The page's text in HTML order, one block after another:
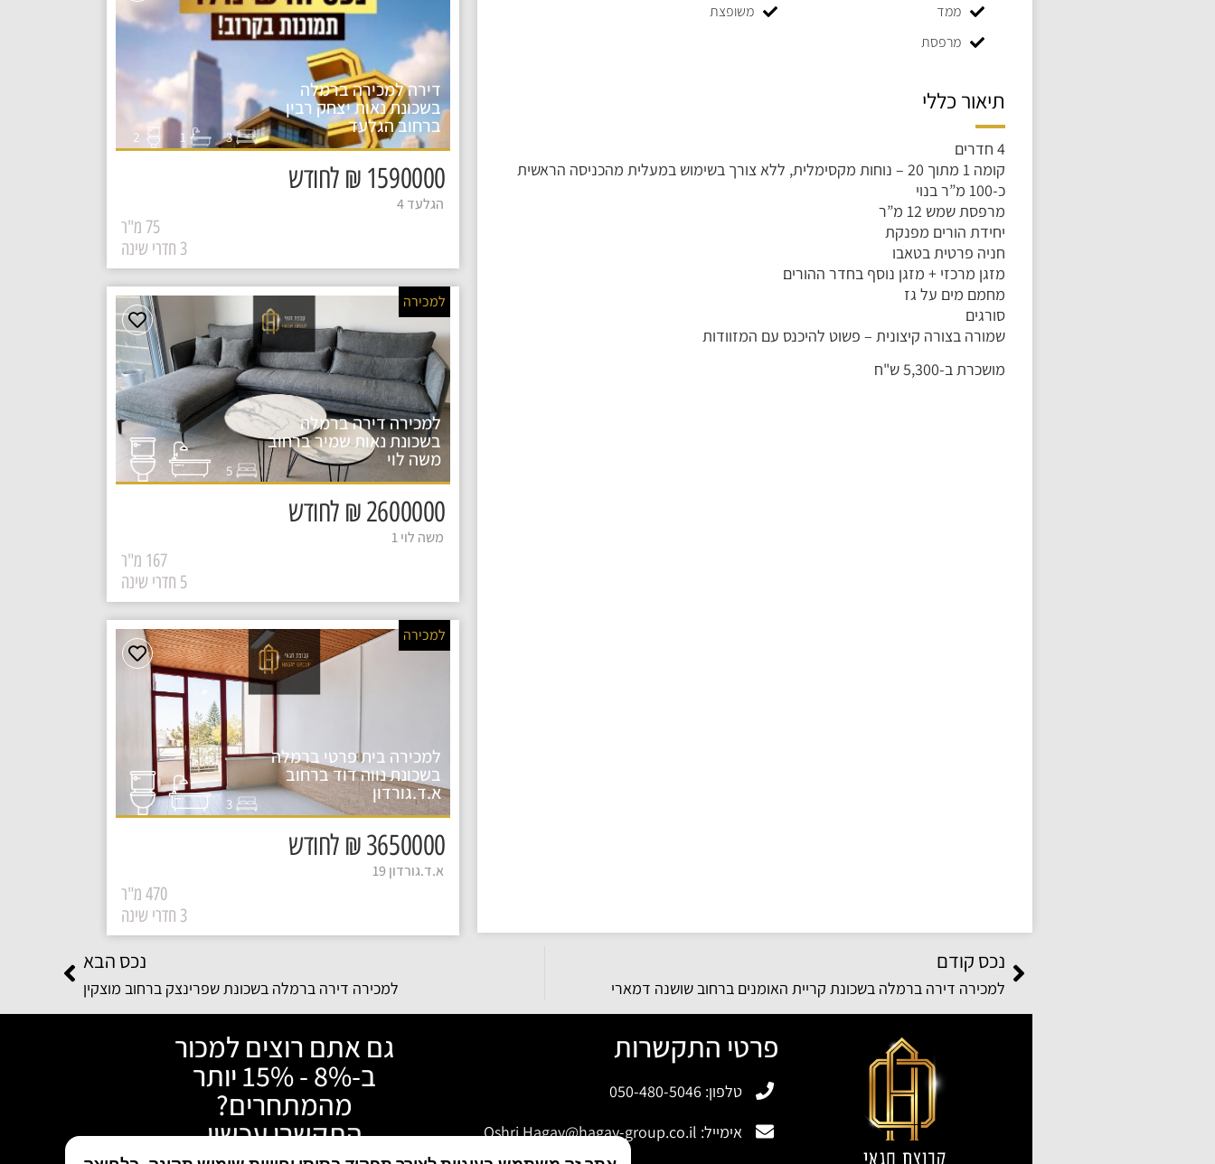
ממד
משופצת
מרפסת
תיאור כללי
4 חדרים
קומה 1 מתוך 20 – נוחות מקסימלית, ללא צורך בשימוש במעלית מהכניסה הראשית
כ-100 מ”ר בנוי
מרפסת שמש 12 מ”ר
יחידת הורים מפנקת
חניה פרטית בטאבו
מזגן מרכזי + מזגן נוסף בחדר ההורים
מחמם מים על גז
סורגים
שמורה בצורה קיצונית – פשוט להיכנס עם המזוודות
מושכרת ב-5,300 ש"ח
דירה למכירה ברמלה
בשכונת נאות יצחק רבין
ברחוב הגלעד 3
1
2
1590000 ₪ לחודש
הגלעד 4
75 מ"ר
3 חדרי שינה
למכירה דירה ברמלה
בשכונת נאות שמיר ברחוב
משה לוי 5
2600000 ₪ לחודש
משה לוי 1
למכירה
167 מ"ר
5 חדרי שינה
למכירה בית פרטי ברמלה
בשכונת נווה דוד ברחוב
א.ד.גורדון 3
3650000 ₪ לחודש
א.ד.גורדון 19
למכירה
470 מ"ר
3 חדרי שינה
נכס קודם
למכירה דירה ברמלה בשכונת קריית האומנים ברחוב שושנה דמארי
נכס הבא
למכירה דירה ברמלה בשכונת שפרינצק ברחוב מוצקין
פרטי התקשרות
טלפון: 050-480-5046
אימייל: Oshri.Hagay@hagay-group.co.il
גם אתם רוצים למכור
ב-8% - 15% יותר
מהמתחרים?
התקשרו עכשיו